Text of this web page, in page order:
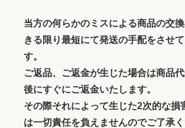
当方の何らかのミスによる商品の交
きる限り最短にて発送の手配をさせ
す。
ご返品、ご返金が生じた場合は商品
後にすぐにご返金いたします。
その際それによって生じた2次的な損
は一切責任を負えませんのでご了承